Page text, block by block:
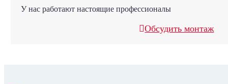
У нас работают настоящие профессионалы
Обсудить монтаж